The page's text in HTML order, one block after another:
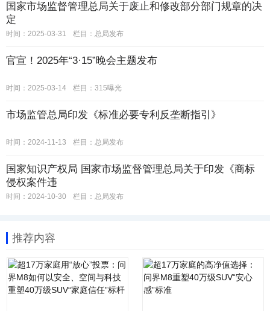
国家市场监督管理总局关于废止和修改部分部门规章的决
定
时间：2025-03-31 栏目： 总局发布
官宣！2025年“3·15”晚会主题发布
时间：2025-03-14 栏目： 315曝光
市场监管总局印发《标准必要专利反垄断指引》
时间：2024-11-13 栏目： 总局发布
国家知识产权局 国家市场监督管理总局关于印发《商标
侵权案件违
时间：2024-10-30 栏目： 总局发布
推荐内容